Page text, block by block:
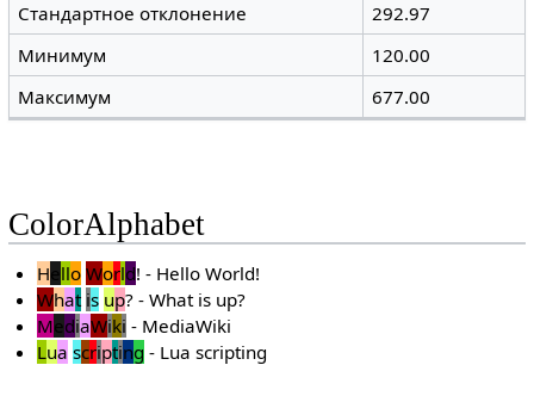
Стандартное отклонение
292.97
Минимум
120.00
Максимум
677.00
ColorAlphabet
Hello World! - Hello World!
What is up? - What is up?
MediaWiki - MediaWiki
Lua scripting - Lua scripting